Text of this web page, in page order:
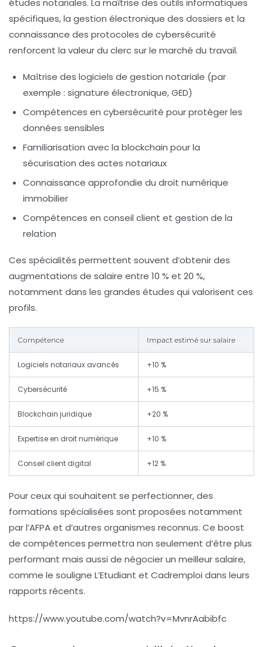
spécifiques, la gestion électronique des dossiers et la
connaissance des protocoles de cybersécurité
renforcent la valeur du clerc sur le marché du travail.
Maîtrise des logiciels de gestion notariale (par
exemple : signature électronique, GED)
Compétences en cybersécurité pour protéger les
données sensibles
Familiarisation avec la blockchain pour la
sécurisation des actes notariaux
Connaissance approfondie du droit numérique
immobilier
Compétences en conseil client et gestion de la
relation
Ces spécialités permettent souvent d’obtenir des
augmentations de salaire entre 10 % et 20 %,
notamment dans les grandes études qui valorisent ces
profils.
Compétence Impact estimé sur salaire
Logiciels notariaux avancés +10 %
Cybersécurité +15 %
Blockchain juridique +20 %
Expertise en droit numérique +10 %
Conseil client digital +12 %
Pour ceux qui souhaitent se perfectionner, des
formations spécialisées sont proposées notamment
par l’AFPA et d’autres organismes reconnus. Ce boost
de compétences permettra non seulement d’être plus
performant mais aussi de négocier un meilleur salaire,
comme le souligne L’Etudiant et Cadremploi dans leurs
rapports récents.
https://www.youtube.com/watch?v=MvnrAabibfc